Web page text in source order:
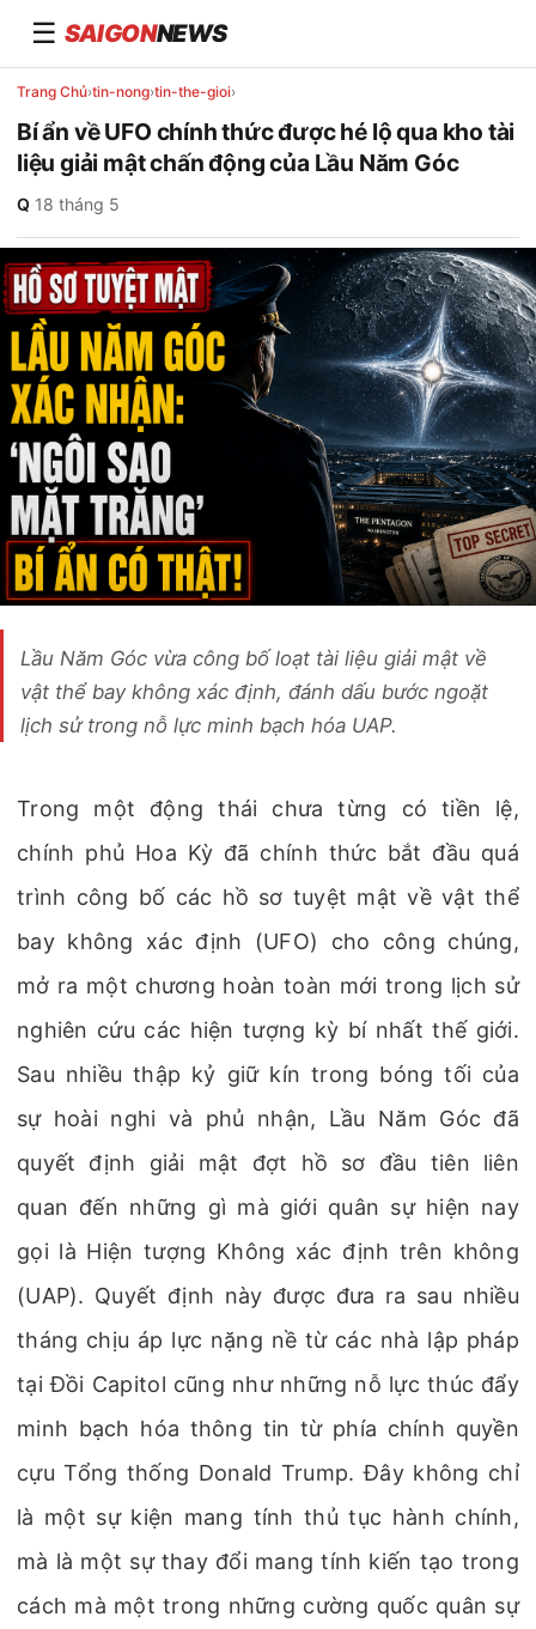
☰ SAIGONNEWS
Trang Chủ›tin-nong›tin-the-gioi›
Bí ẩn về UFO chính thức được hé lộ qua kho tài
liệu giải mật chấn động của Lầu Năm Góc
Q·18 tháng 5
Lầu Năm Góc vừa công bố loạt tài liệu giải mật về
vật thể bay không xác định, đánh dấu bước ngoặt
lịch sử trong nỗ lực minh bạch hóa UAP.
Trong một động thái chưa từng có tiền lệ,
chính phủ Hoa Kỳ đã chính thức bắt đầu quá
trình công bố các hồ sơ tuyệt mật về vật thể
bay không xác định (UFO) cho công chúng,
mở ra một chương hoàn toàn mới trong lịch sử
nghiên cứu các hiện tượng kỳ bí nhất thế giới.
Sau nhiều thập kỷ giữ kín trong bóng tối của
sự hoài nghi và phủ nhận, Lầu Năm Góc đã
quyết định giải mật đợt hồ sơ đầu tiên liên
quan đến những gì mà giới quân sự hiện nay
gọi là Hiện tượng Không xác định trên không
(UAP). Quyết định này được đưa ra sau nhiều
tháng chịu áp lực nặng nề từ các nhà lập pháp
tại Đồi Capitol cũng như những nỗ lực thúc đẩy
minh bạch hóa thông tin từ phía chính quyền
cựu Tổng thống Donald Trump. Đây không chỉ
là một sự kiện mang tính thủ tục hành chính,
mà là một sự thay đổi mang tính kiến tạo trong
cách mà một trong những cường quốc quân sự